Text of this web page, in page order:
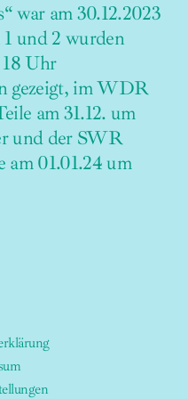
war am 30.12.2023
und 2 wurden
18 Uhr
gezeigt, im WDR
am 31.12. um
und der SWR
am 01.01.24 um